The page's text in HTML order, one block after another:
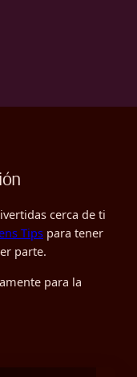
cerca de ti
Tips para tener
parte.
para la